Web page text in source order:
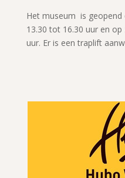
Het museum is geopend
13.30 tot 16.30 uur en
uur. Er is een traplift